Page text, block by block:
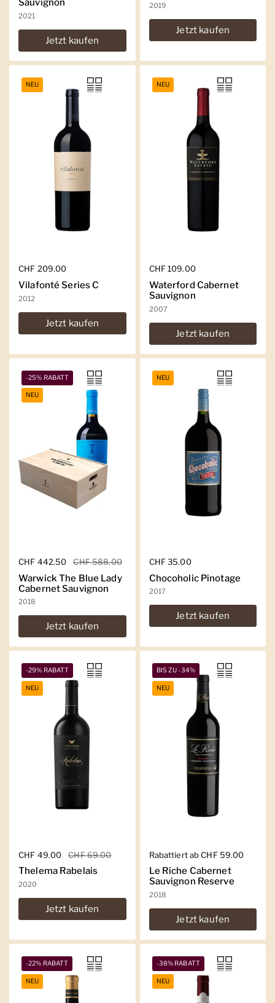
Sauvignon
2021
Jetzt kaufen
2019
Jetzt kaufen
Regulärer Preis
CHF 209.00
Vilafonté Series C
2012
Jetzt kaufen
NEU
Regulärer Preis
CHF 109.00
Waterford Cabernet
Sauvignon
2007
Jetzt kaufen
NEU
Regulärer Preis
CHF 442.50 Sale-Preis
CHF 588.00
Warwick The Blue Lady
Cabernet Sauvignon
2018
Jetzt kaufen
-25% RABATT
NEU
Regulärer Preis
CHF 35.00
Chocoholic Pinotage
2017
Jetzt kaufen
NEU
Regulärer Preis
CHF 49.00 Sale-Preis
CHF 69.00
Thelema Rabelais
2020
Jetzt kaufen
-29% RABATT
NEU
Regulärer Preis
Rabattiert ab CHF 59.00
Le Riche Cabernet
Sauvignon Reserve
2018
Jetzt kaufen
BIS ZU -34%
NEU
-22% RABATT
NEU
-38% RABATT
NEU